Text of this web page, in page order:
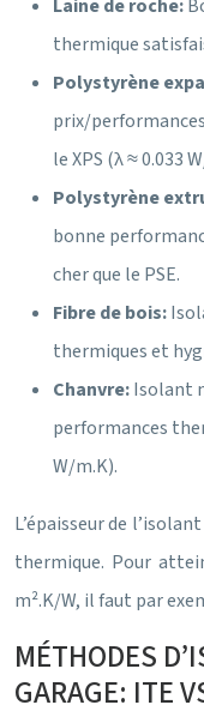
Laine de roche:
thermique
Polystyrène
prix/
le XPS (λ ≈ 0.033
Polystyrène
bonne
cher que le PSE.
Fibre de bois:
thermiques et
Chanvre:Isolant
performances
W/m.K).
L’épaisseur de
thermique. Pour
m².K/W, il faut par
MÉTHODES
GARAGE: ITE